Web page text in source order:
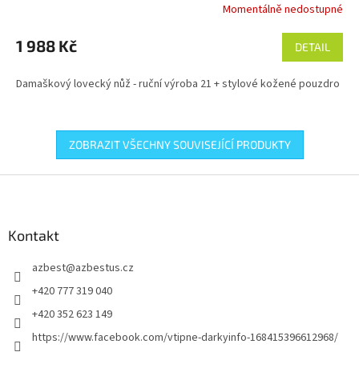
Momentálně nedostupné
1 988 Kč DETAIL
Damaškový lovecký nůž - ruční výroba 21 + stylové kožené pouzdro
ZOBRAZIT VŠECHNY SOUVISEJÍCÍ PRODUKTY
Kontakt
azbest@azbestus.cz
+420 777 319 040
+420 352 623 149
https://www.facebook.com/vtipne-darkyinfo-168415396612968/